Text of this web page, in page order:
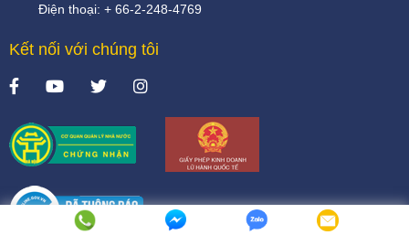
Điện thoại: + 66-2-248-4769
Kết nối với chúng tôi